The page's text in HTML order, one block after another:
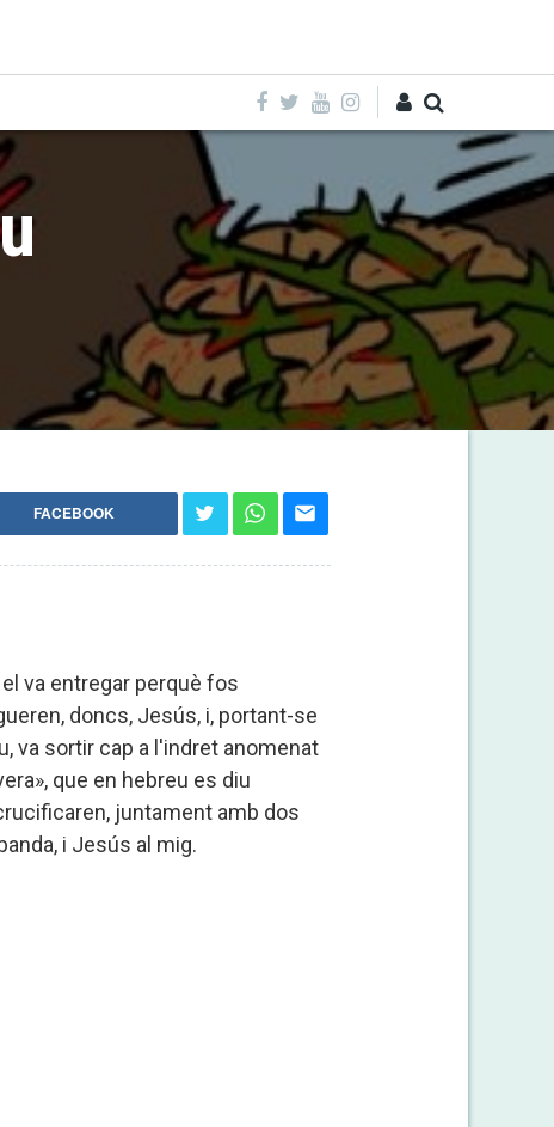
FACEBOOK
va entregar perquè fos
doncs, Jesús, i, portant-se
va sortir cap a l'indret anomenat
que en hebreu es diu
juntament amb dos
i Jesús al mig.